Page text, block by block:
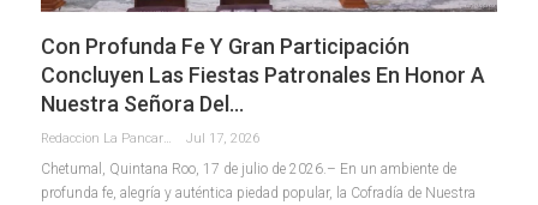
Con Profunda Fe Y Gran Participación
Concluyen Las Fiestas Patronales En Honor A
Nuestra Señora Del…
Redaccion La Pancarta De Quintana Roo Jul 17, 2026
Chetumal, Quintana Roo, 17 de julio de 2026.– En un ambiente de
profunda fe, alegría y auténtica piedad popular, la Cofradía de Nuestra